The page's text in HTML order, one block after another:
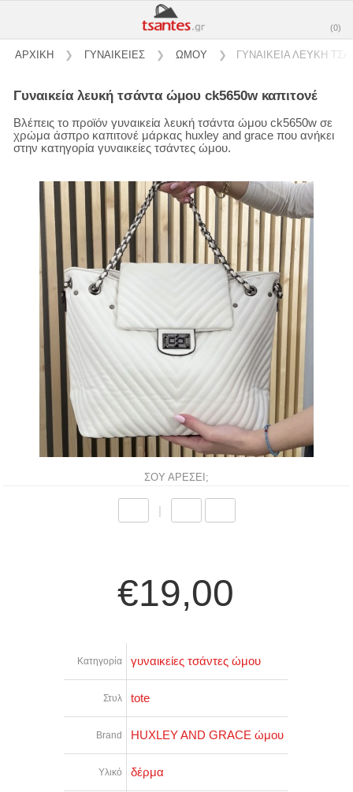
(0)
ΑΡΧΙΚΗ ❯ ΓΥΝΑΙΚΕΙΕΣ ❯ ΩΜΟΥ ❯ ΓΥΝΑΙΚΕΙΑ ΛΕΥΚΗ
γυναικεία λευκή τσάντα ώμου ck5650w καπιτονέ
Βλέπεις το προϊόν γυναικεία λευκή τσάντα ώμου ck5650w σε
χρώμα άσπρο καπιτονέ μάρκας huxley and grace που ανήκει
στην κατηγορία γυναικείες τσάντες ώμου.
ΣΟΥ ΑΡΕΣΕΙ;
€19,00
Κατηγορία γυναικείες τσάντες ώμου
Στυλ tote
Brand HUXLEY AND GRACE ώμου
Υλικό δέρμα